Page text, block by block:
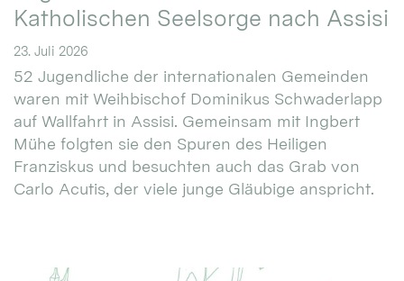
Katholischen Seelsorge nach Assisi
23. Juli 2026
52 Jugendliche der internationalen Gemeinden
waren mit Weihbischof Dominikus Schwaderlapp
auf Wallfahrt in Assisi. Gemeinsam mit Ingbert
Mühe folgten sie den Spuren des Heiligen
Franziskus und besuchten auch das Grab von
Carlo Acutis, der viele junge Gläubige anspricht.